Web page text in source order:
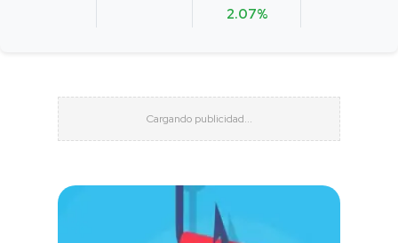
2.07%